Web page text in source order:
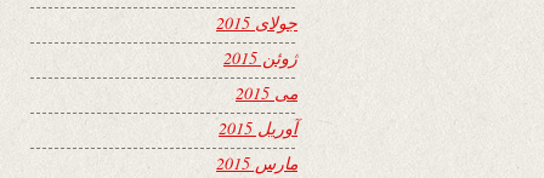
جولای 2015
ژوئن 2015
می 2015
آوریل 2015
مارس 2015